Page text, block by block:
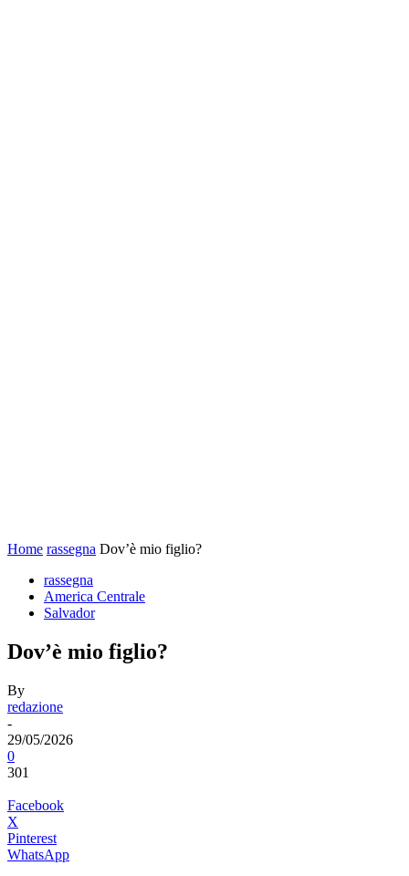
Home rassegna Dov’è mio figlio?
rassegna
America Centrale
Salvador
Dov’è mio figlio?
By
redazione
-
29/05/2026
0
301
Facebook
X
Pinterest
WhatsApp